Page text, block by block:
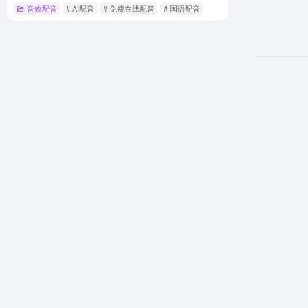
音效配音 # AI配音 # 免费在线配音 # 国语配音